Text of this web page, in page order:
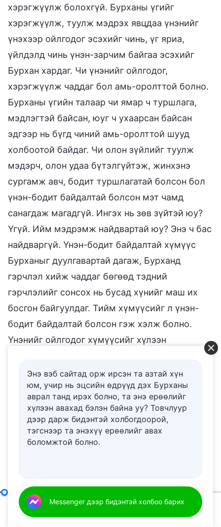
хэрэгжүүлж болохгүй. Бурханы үгийг
хэрэгжүүлж, туулж мэдрэх явцдаа үнэнийг
үнэхээр ойлгодог эсэхийг чинь, үг яриа,
үйлдэлд чинь үнэн-зарчим байгаа эсэхийг
Бурхан хардаг. Чи үнэнийг ойлгодог,
хэрэгжүүлж чаддаг бол амь-оролттой болно.
Бурханы үгийн талаар чи ямар ч туршлага,
мэдлэгтэй байсан, юуг ч ухаарсан байсан
эдгээр нь бүгд чиний амь-оролттой шууд
холбоотой байдаг. Чи олон зүйлийг туулж
мэдэрч, олон удаа бүтэлгүйтэж, жинхэнэ
сургамж авч, бодит туршлагатай болсон бол
үнэн-бодит байдалтай болсон мэт чамд
санагдаж магадгүй. Ингэх нь зөв зүйтэй юу?
Үгүй. Ийм мэдрэмж найдвартай юу? Энэ ч бас
найдваргүй. Үнэн-бодит байдалтай хүмүүс
Бурханыг дуулгавартай дагаж, Бурханд
гэрчлэл хийж чаддаг бөгөөд тэдний
гэрчлэлийг сонсох нь бусад хүнийг маш их
босгон байгуулдаг. Тийм хүмүүсийг л үнэн-
бодит байдалтай болсон гэж хэлж болно.
Үнэнийг ойлгодог хүмүүсийг хүлээн
зөвшөөрч, сайшааж чаддаг хүн л үнэн-бодит
байдалтай билээ. Үнэн-бодит байдал чамд
байгаа эсэх нь Бурханы үгийг хэрэгжүүлж,
туулж мэдэрч байхдаа үнэнийг ойлгож,
Бурханыг мэддэг болж чадах эсэхээс нэн их
хамаардаг. Хэрэгжүүлэлт, туршлага чинь
бус гэдгийг энэ нь бас баталдаг. Бурхантай
харилцах харилцаа чинь хэвийн бус гэж Би
Энэ вэб сайтад орж ирсэн та азтай хүн
юм, учир нь эцсийн өдрүүд дэх Бурханы
аврал танд ирэх болно, та энэ ерѳѳлийг
хүлээн авахад бэлэн байна уу? Товчлуур
дээр дарж бидэнтэй холбогдоорой,
тэгснээр та энэхүү ерѳѳлийг авах
боломжтой болно.
Messenger дээр бидэнтэй холбоо барих
Үнэнийг хэрэгжүүлэх гэж юу вэ?(I хэсэг)